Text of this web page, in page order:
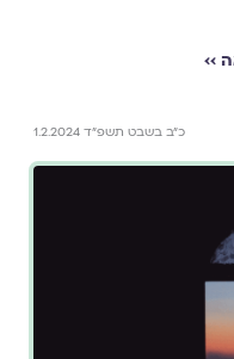
››
כ״ב בשבט תשפ״ד 1.2.2024